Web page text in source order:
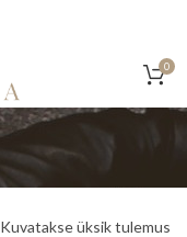
0
Kuvatakse üksik tulemus